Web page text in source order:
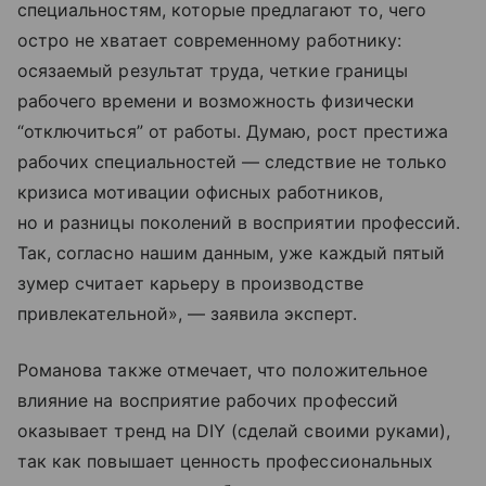
специальностям, которые предлагают то, чего
остро не хватает современному работнику:
осязаемый результат труда, четкие границы
рабочего времени и возможность физически
“отключиться” от работы. Думаю, рост престижа
рабочих специальностей — следствие не только
кризиса мотивации офисных работников,
но и разницы поколений в восприятии профессий.
Так, согласно нашим данным, уже каждый пятый
зумер считает карьеру в производстве
привлекательной», — заявила эксперт.
Романова также отмечает, что положительное
влияние на восприятие рабочих профессий
оказывает тренд на DIY (сделай своими руками),
так как повышает ценность профессиональных